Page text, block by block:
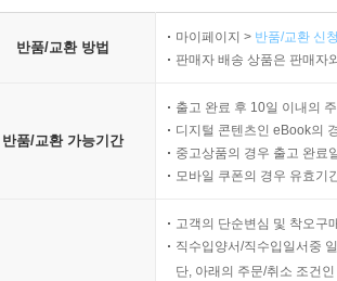
반품/교환 방법
마이페이지 > 반품/교환 신
판매자 배송 상품은 판매자
반품/교환 가능기간
출고 완료 후 10일 이내의
디지털 콘텐츠인 eBook의
중고상품의 경우 출고 완료
모바일 쿠폰의 경우 유효기
고객의 단순변심 및 착오구
직수입양서/직수입일서중
단, 아래의 주문/취소 조건